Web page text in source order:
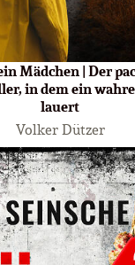
Mädchen | Der
in dem ein
lauert
Volker Dützer